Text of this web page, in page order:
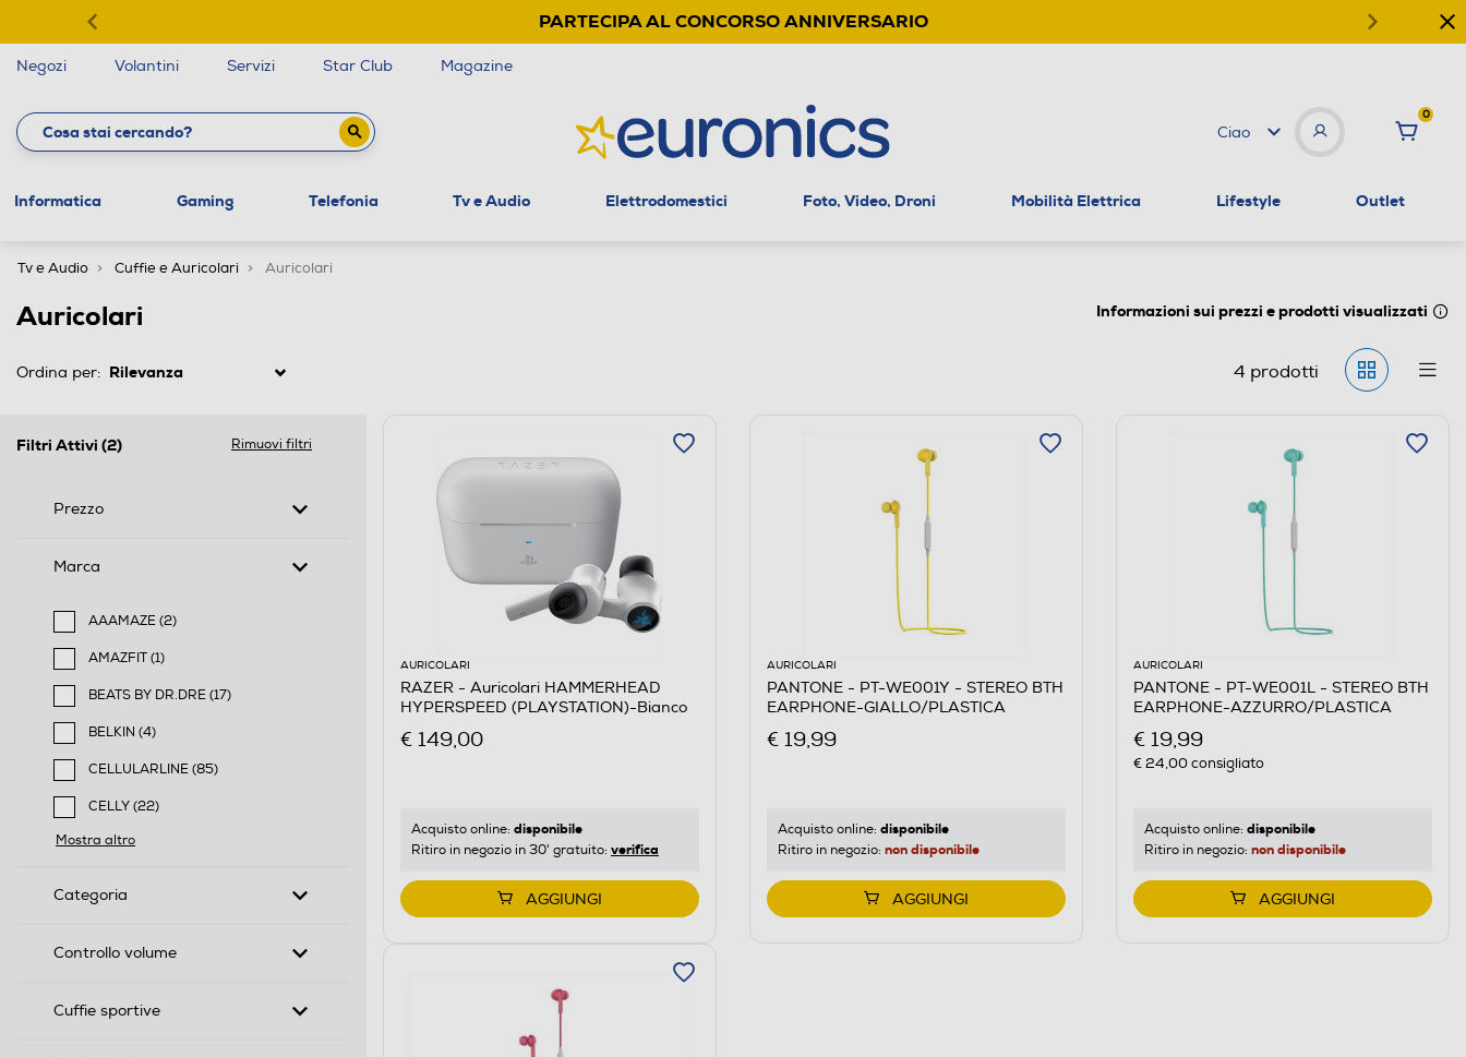
PARTECIPA AL CONCORSO ANNIVERSARIO
Negozi Volantini Servizi Star Club Magazine
Ciao
0
Informatica Gaming Telefonia Tv e Audio Elettrodomestici Foto, Video, Droni Mobilità Elettrica Lifestyle Outlet
Tv e Audio Cuffie e Auricolari Auricolari
Auricolari Informazioni sui prezzi e prodotti visualizzati
Ordina per: 4 prodotti
Filtri Attivi (2) Rimuovi filtri
Prezzo
Marca
AAAMAZE (2)
Filtra per Marca: AAAMAZE
AMAZFIT (1)
Filtra per Marca: AMAZFIT
BEATS BY DR.DRE (17)
Filtra per Marca: BEATS BY DR.DRE
BELKIN (4)
Filtra per Marca: BELKIN
CELLULARLINE (85)
Filtra per Marca: CELLULARLINE
CELLY (22)
Filtra per Marca: CELLY
Mostra altro
Categoria
Controllo volume
Cuffie sportive
AURICOLARI
RAZER - Auricolari HAMMERHEAD
HYPERSPEED (PLAYSTATION)-Bianco
€ 149,00
Acquisto online: disponibile
Ritiro in negozio in 30' gratuito: verifica
AGGIUNGI
AURICOLARI
PANTONE - PT-WE001Y - STEREO BTH
EARPHONE-GIALLO/PLASTICA
€ 19,99
Acquisto online: disponibile
Ritiro in negozio: non disponibile
AGGIUNGI
AURICOLARI
PANTONE - PT-WE001L - STEREO BTH
EARPHONE-AZZURRO/PLASTICA
€ 19,99
€ 24,00consigliato
Acquisto online: disponibile
Ritiro in negozio: non disponibile
AGGIUNGI